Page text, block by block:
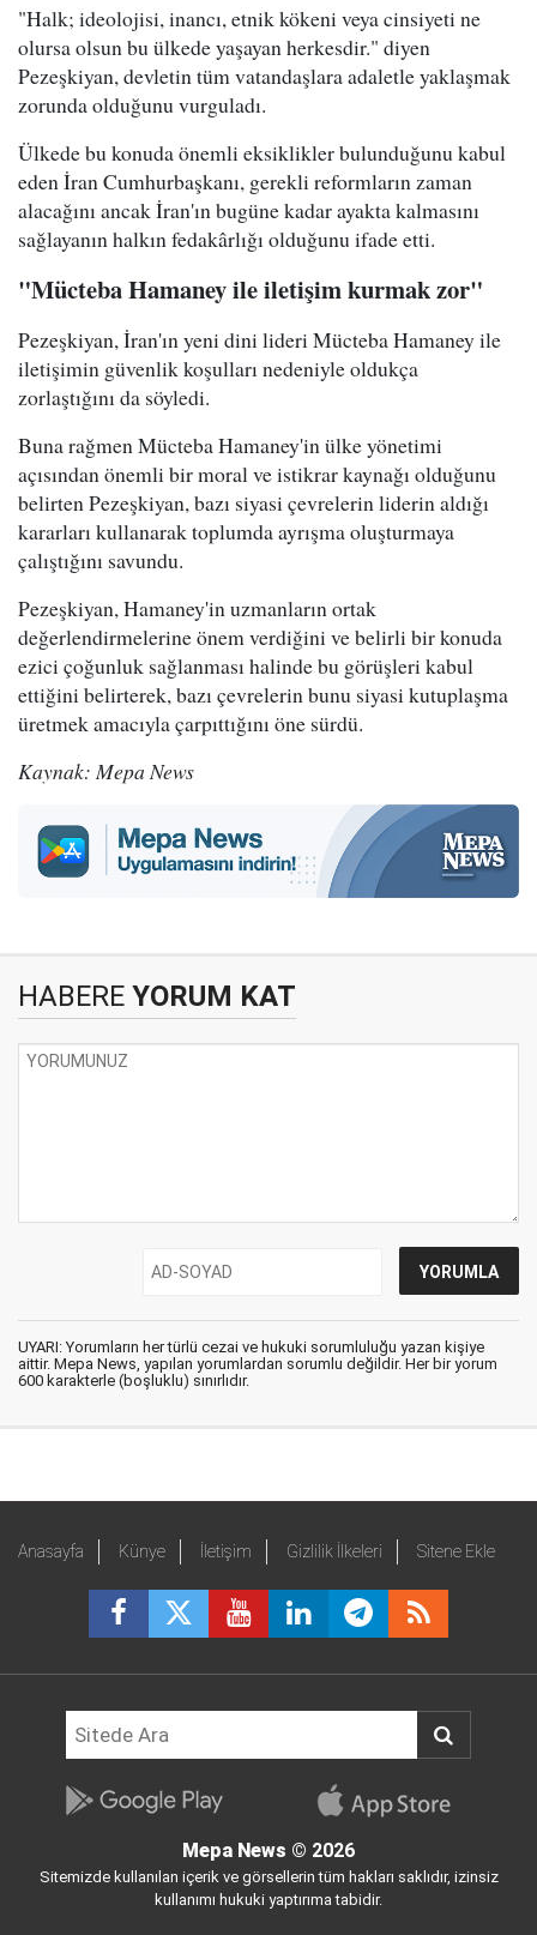
"Halk; ideolojisi, inancı, etnik kökeni veya cinsiyeti ne
olursa olsun bu ülkede yaşayan herkesdir." diyen
Pezeşkiyan, devletin tüm vatandaşlara adaletle yaklaşmak
zorunda olduğunu vurguladı.
Ülkede bu konuda önemli eksiklikler bulunduğunu kabul
eden İran Cumhurbaşkanı, gerekli reformların zaman
alacağını ancak İran'ın bugüne kadar ayakta kalmasını
sağlayanın halkın fedakârlığı olduğunu ifade etti.
"Mücteba Hamaney ile iletişim kurmak zor"
Pezeşkiyan, İran'ın yeni dini lideri Mücteba Hamaney ile
iletişimin güvenlik koşulları nedeniyle oldukça
zorlaştığını da söyledi.
Buna rağmen Mücteba Hamaney'in ülke yönetimi
açısından önemli bir moral ve istikrar kaynağı olduğunu
belirten Pezeşkiyan, bazı siyasi çevrelerin liderin aldığı
kararları kullanarak toplumda ayrışma oluşturmaya
çalıştığını savundu.
Pezeşkiyan, Hamaney'in uzmanların ortak
değerlendirmelerine önem verdiğini ve belirli bir konuda
ezici çoğunluk sağlanması halinde bu görüşleri kabul
ettiğini belirterek, bazı çevrelerin bunu siyasi kutuplaşma
üretmek amacıyla çarpıttığını öne sürdü.
Kaynak: Mepa News
HABERE YORUM KAT
UYARI: Yorumların her türlü cezai ve hukuki sorumluluğu yazan kişiye
aittir. Mepa News, yapılan yorumlardan sorumlu değildir. Her bir yorum
600 karakterle (boşluklu) sınırlıdır.
Anasayfa Künye İletişim Gizlilik İlkeleri Sitene Ekle
Mepa News © 2026
Sitemizde kullanılan içerik ve görsellerin tüm hakları saklıdır, izinsiz
kullanımı hukuki yaptırıma tabidir.